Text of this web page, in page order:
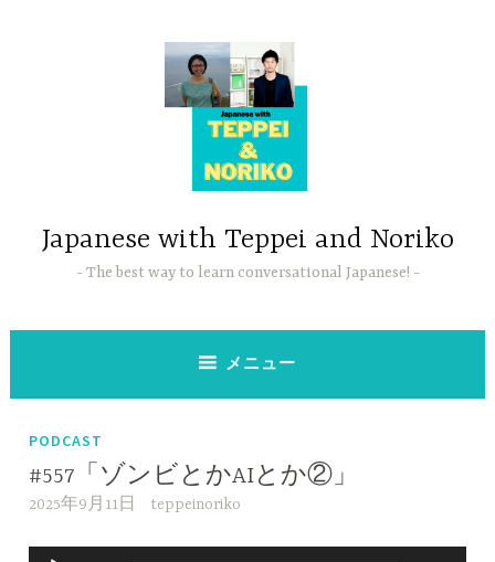
Japanese with Teppei and Noriko
The best way to learn conversational Japanese!
メニュー
PODCAST
#557「ゾンビとかAIとか②」
2025年9月11日 teppeinoriko